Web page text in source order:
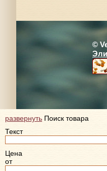
©
развернуть Поиск товара
Текст
Цена
от